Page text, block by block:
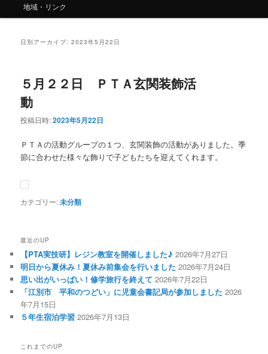
地域・リンク
日別アーカイブ:2023年5月22日
５月２２日 ＰＴＡ玄関装飾活
動
投稿日時:2023年5月22日
ＰＴＡの活動グループの１つ、玄関装飾の活動がありました。季
節に合わせた様々な飾りで子どもたちを迎えてくれます。
カテゴリー:未分類
最近のUP
【PTA実技研】レジン教室を開催しました♪ 2026年7月27日
明日から夏休み！夏休み前集会を行いました 2026年7月24日
思い出がいっぱい！修学旅行を終えて 2026年7月22日
「江別市 平和のつどい」に児童会書記局が参加しました 2026
年7月15日
５年生宿泊学習 2026年7月13日
これまでのUP